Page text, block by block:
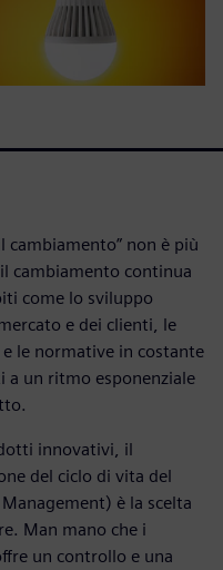
cambiamento” non è più
cambiamento continua
come lo sviluppo
e dei clienti, le
le normative in costante
a un ritmo esponenziale
innovativi, il
del ciclo di vita del
è la scelta
Man mano che i
un controllo e una